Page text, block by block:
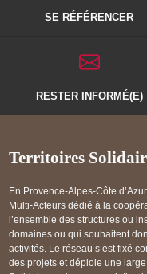
SE RÉFÉRENCER
RESTER INFORMÉ(E)
Territoires
En Provence-Alpes-Côte
Multi-Acteurs dédié à la
l’ensemble des structures ou
domaines ou qui souhaitent
activités. Le réseau s’est fixé
des projets et déploie une